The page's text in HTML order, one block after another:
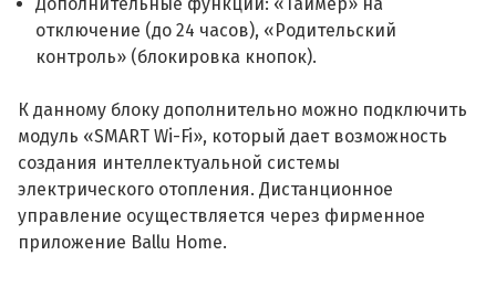
отключение (до 24 часов), «Родительский
контроль» (блокировка кнопок).
К данному блоку дополнительно можно подключить
модуль «SMART Wi-Fi», который дает возможность
создания интеллектуальной системы
электрического отопления. Дистанционное
управление осуществляется через фирменное
приложение Ballu Home.